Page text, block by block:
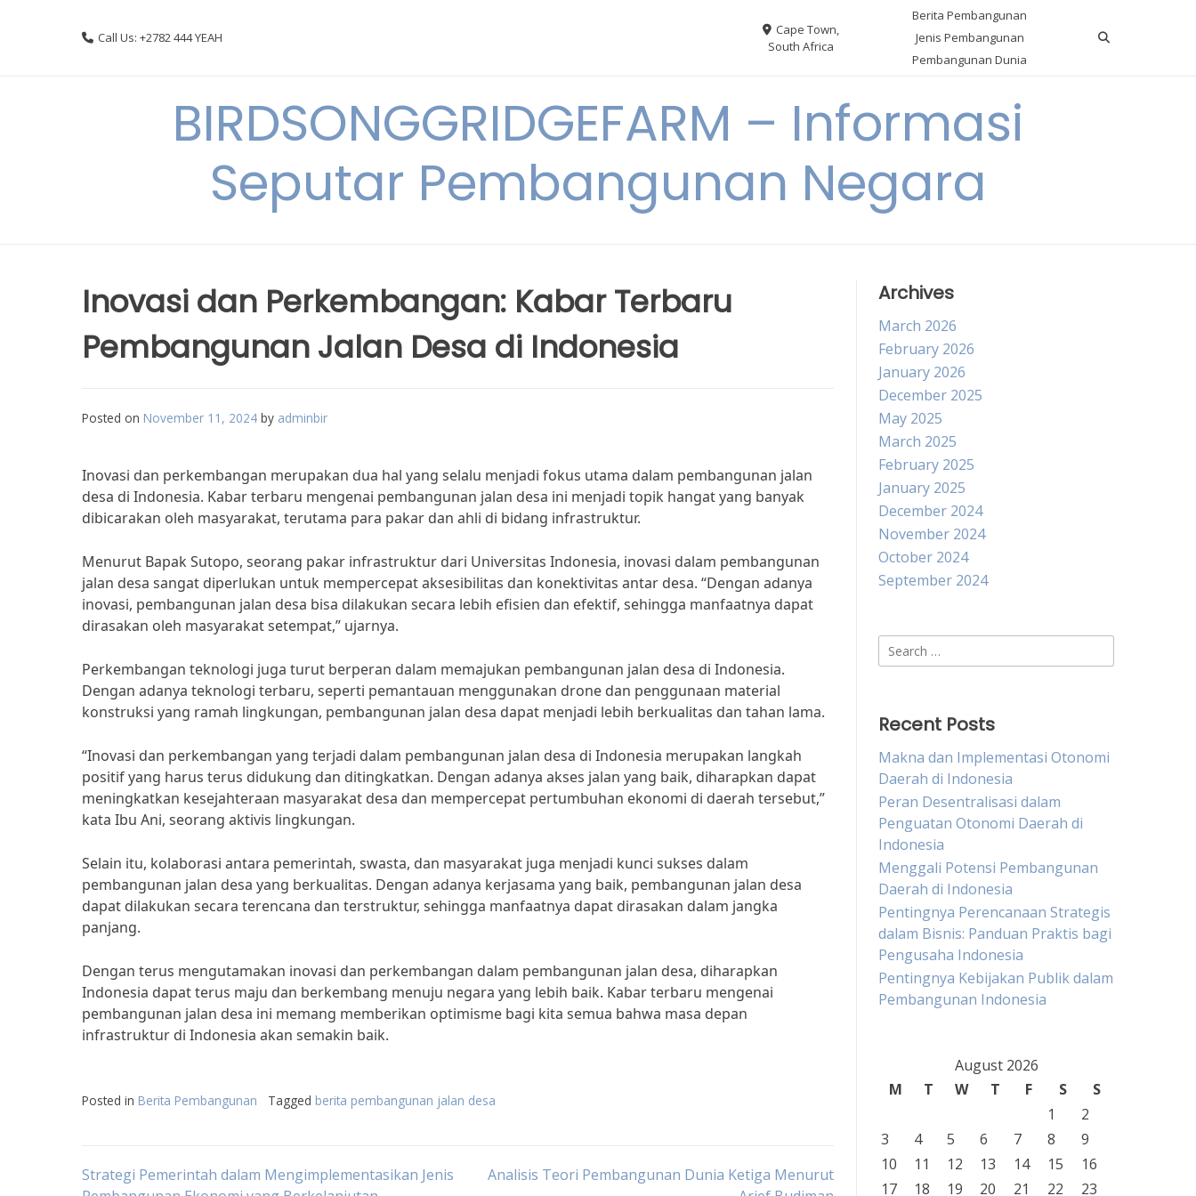
Call Us: +2782 444 YEAH
Cape Town,
South Africa
Berita Pembangunan
Jenis Pembangunan
Pembangunan Dunia
BIRDSONGGRIDGEFARM – Informasi
Seputar Pembangunan Negara
Inovasi dan Perkembangan: Kabar Terbaru
Pembangunan Jalan Desa di Indonesia
Posted on November 11, 2024 by adminbir
Inovasi dan perkembangan merupakan dua hal yang selalu menjadi fokus utama dalam pembangunan jalan
desa di Indonesia. Kabar terbaru mengenai pembangunan jalan desa ini menjadi topik hangat yang banyak
dibicarakan oleh masyarakat, terutama para pakar dan ahli di bidang infrastruktur.
Menurut Bapak Sutopo, seorang pakar infrastruktur dari Universitas Indonesia, inovasi dalam pembangunan
jalan desa sangat diperlukan untuk mempercepat aksesibilitas dan konektivitas antar desa. “Dengan adanya
inovasi, pembangunan jalan desa bisa dilakukan secara lebih efisien dan efektif, sehingga manfaatnya dapat
dirasakan oleh masyarakat setempat,” ujarnya.
Perkembangan teknologi juga turut berperan dalam memajukan pembangunan jalan desa di Indonesia.
Dengan adanya teknologi terbaru, seperti pemantauan menggunakan drone dan penggunaan material
konstruksi yang ramah lingkungan, pembangunan jalan desa dapat menjadi lebih berkualitas dan tahan lama.
“Inovasi dan perkembangan yang terjadi dalam pembangunan jalan desa di Indonesia merupakan langkah
positif yang harus terus didukung dan ditingkatkan. Dengan adanya akses jalan yang baik, diharapkan dapat
meningkatkan kesejahteraan masyarakat desa dan mempercepat pertumbuhan ekonomi di daerah tersebut,”
kata Ibu Ani, seorang aktivis lingkungan.
Selain itu, kolaborasi antara pemerintah, swasta, dan masyarakat juga menjadi kunci sukses dalam
pembangunan jalan desa yang berkualitas. Dengan adanya kerjasama yang baik, pembangunan jalan desa
dapat dilakukan secara terencana dan terstruktur, sehingga manfaatnya dapat dirasakan dalam jangka
panjang.
Dengan terus mengutamakan inovasi dan perkembangan dalam pembangunan jalan desa, diharapkan
Indonesia dapat terus maju dan berkembang menuju negara yang lebih baik. Kabar terbaru mengenai
pembangunan jalan desa ini memang memberikan optimisme bagi kita semua bahwa masa depan
infrastruktur di Indonesia akan semakin baik.
Posted in Berita Pembangunan Tagged berita pembangunan jalan desa
Post
Strategi Pemerintah dalam Mengimplementasikan Jenis
Analisis Teori Pembangunan Dunia Ketiga Menurut
Archives
March 2026
February 2026
January 2026
December 2025
May 2025
March 2025
February 2025
January 2025
December 2024
November 2024
October 2024
September 2024
Search
for:
Recent Posts
Makna dan Implementasi Otonomi
Daerah di Indonesia
Peran Desentralisasi dalam
Penguatan Otonomi Daerah di
Indonesia
Menggali Potensi Pembangunan
Daerah di Indonesia
Pentingnya Perencanaan Strategis
dalam Bisnis: Panduan Praktis bagi
Pengusaha Indonesia
Pentingnya Kebijakan Publik dalam
Pembangunan Indonesia
August 2026
M
T W T F S
S
1
2
3
4 5 6 7 8
9
10
11 12 13 14 15
16
17
18 19 20 21 22
23